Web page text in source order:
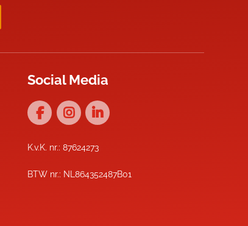
Social Media
K.v.K. nr.: 87624273
BTW nr.: NL864352487B01